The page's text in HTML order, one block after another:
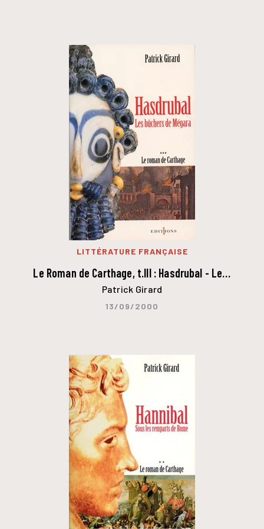
LITTÉRATURE FRANÇAISE
Le Roman de Carthage, t.III : Hasdrubal - Le…
Patrick Girard
13/09/2000